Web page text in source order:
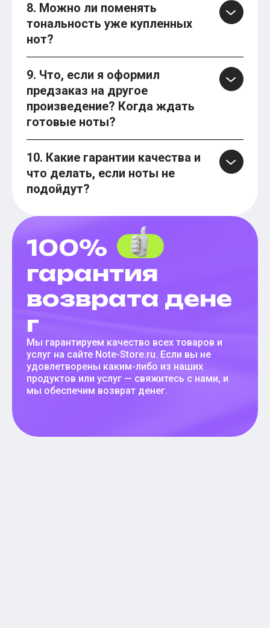
8. Можно ли поменять
тональность уже купленных
нот?
9. Что, если я оформил
предзаказ на другое
произведение? Когда ждать
готовые ноты?
10. Какие гарантии качества и
что делать, если ноты не
подойдут?
100%
гарантия
возврата дене
г
Мы гарантируем качество всех товаров и
услуг на сайте Note-Store.ru. Если вы не
удовлетворены каким-либо из наших
продуктов или услуг — свяжитесь с нами, и
мы обеспечим возврат денег.